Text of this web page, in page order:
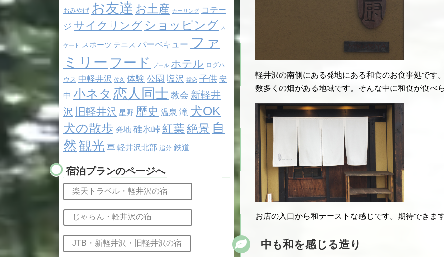
軽井沢の南側にある発地にある和食のお食事処です
数多くの畑がある地域です。そんな中に和食が食べ
お店の入口から和テーストな感じです。期待できま
中も和を感じる造り
おみやげ お友達 お土産 カーリング コテー
ジ サイクリング ショッピング ス
ケート スポーツ テニス バーベキュー ファ
ミリー フード プール ホテル ログハ
ウス 中軽井沢 佐久 体験 公園 塩沢 嬬恋 子供 安
中 小ネタ 恋人同士 教会 新軽井
沢
旧軽井沢 星野 歴史 温泉 滝 犬OK
犬の散歩 発地 碓氷峠 紅葉絶景 自
然 観光 車 軽井沢北部 追分 鉄道
宿泊プランのページへ
楽天トラベル・軽井沢の宿
じゃらん・軽井沢の宿
JTB・新軽井沢・旧軽井沢の宿